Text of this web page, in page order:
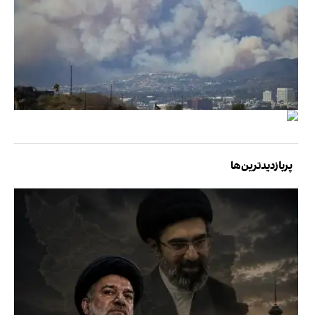
پربازدیدترین‌ها